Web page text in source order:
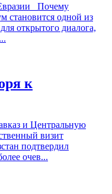
Почему
одной из
открытого диалога,
к
и Центральную
визит
подтвердил
очев...